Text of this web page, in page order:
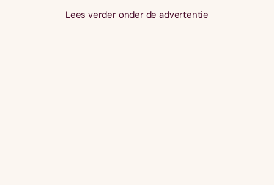
Lees verder onder de advertentie